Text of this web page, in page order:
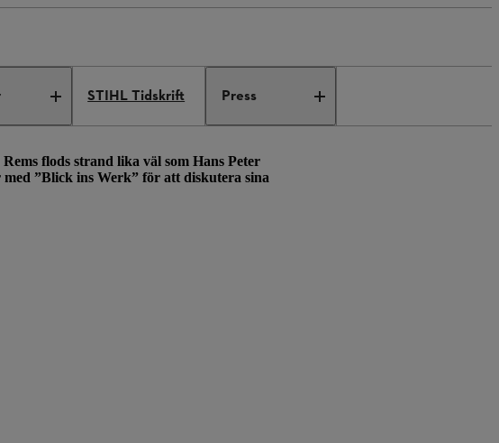
STIHL Tidskrift Press
flods strand lika väl som Hans Peter
”Blick ins Werk” för att diskutera sina